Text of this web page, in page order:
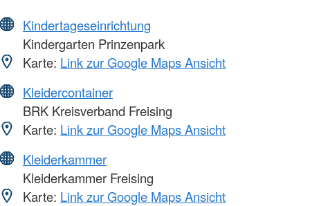
Kindertageseinrichtung
Kindergarten Prinzenpark
Karte: Link zur Google Maps Ansicht
Kleidercontainer
BRK Kreisverband Freising
Karte: Link zur Google Maps Ansicht
Kleiderkammer
Kleiderkammer Freising
Karte: Link zur Google Maps Ansicht